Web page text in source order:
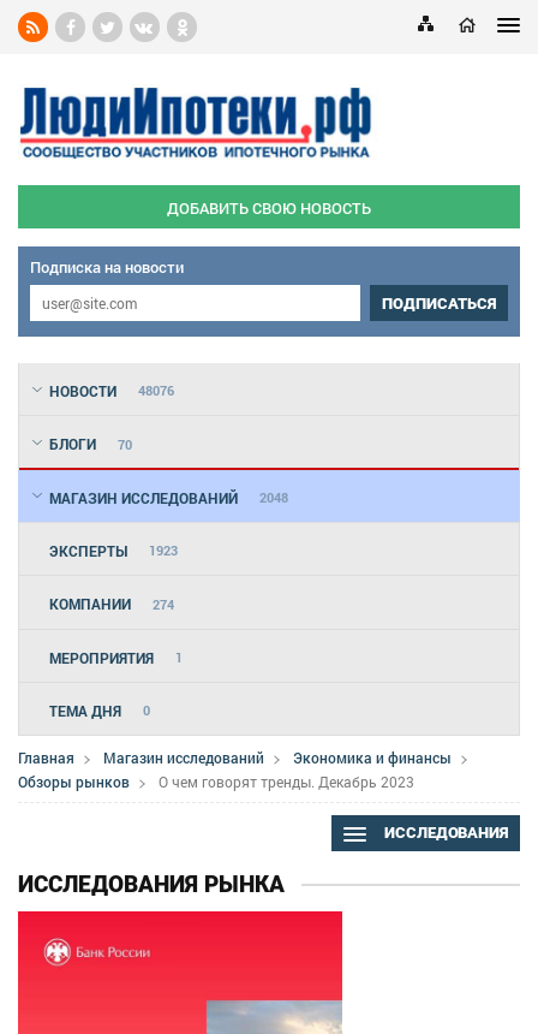
ДОБАВИТЬ СВОЮ НОВОСТЬ
Подписка на новости
ПОДПИСАТЬСЯ
НОВОСТИ 48076
БЛОГИ 70
МАГАЗИН ИССЛЕДОВАНИЙ 2048
ЭКСПЕРТЫ 1923
КОМПАНИИ 274
МЕРОПРИЯТИЯ 1
ТЕМА ДНЯ 0
Главная Магазин исследований
Экономика и финансы
Обзоры рынков
О чем говорят тренды. Декабрь 2023
ИССЛЕДОВАНИЯ
ИССЛЕДОВАНИЯ РЫНКА